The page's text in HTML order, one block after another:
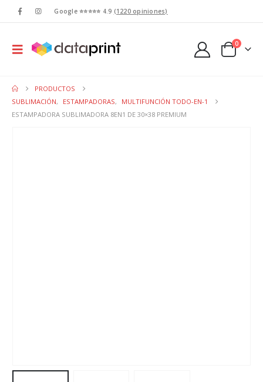
Google ⭐⭐⭐⭐⭐ 4.9 (1220 opiniones)
0
PRODUCTOS
SUBLIMACIÓN, ESTAMPADORAS,
MULTIFUNCIÓN TODO-EN-1
ESTAMPADORA SUBLIMADORA 8EN1 DE 30×38 PREMIUM